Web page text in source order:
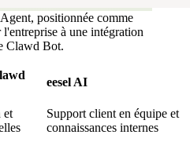
positionnée comme
à une intégration
Clawd Bot.
eesel AI
et
Support client en équipe et
connaissances internes